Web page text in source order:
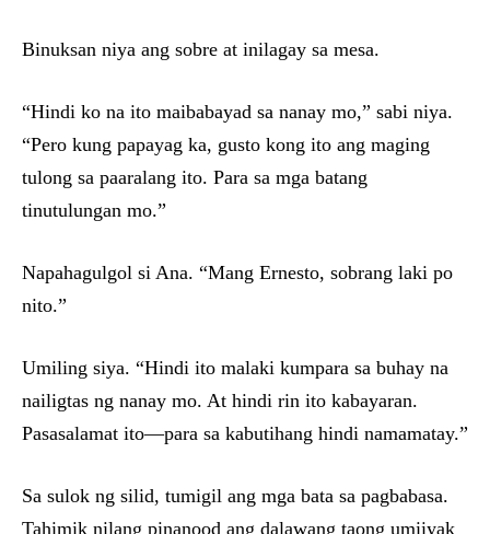
Binuksan niya ang sobre at inilagay sa mesa.
“Hindi ko na ito maibabayad sa nanay mo,” sabi niya.
“Pero kung papayag ka, gusto kong ito ang maging
tulong sa paaralang ito. Para sa mga batang
tinutulungan mo.”
Napahagulgol si Ana. “Mang Ernesto, sobrang laki po
nito.”
Umiling siya. “Hindi ito malaki kumpara sa buhay na
nailigtas ng nanay mo. At hindi rin ito kabayaran.
Pasasalamat ito—para sa kabutihang hindi namamatay.”
Sa sulok ng silid, tumigil ang mga bata sa pagbabasa.
Tahimik nilang pinanood ang dalawang taong umiiyak